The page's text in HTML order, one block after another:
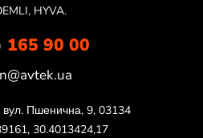
HYVA.
165 90 00
вул. Пшенична, 9, 03134
30.4013424,17